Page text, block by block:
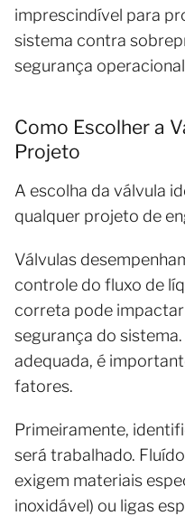
imprescindível para
sistema contra
segurança
Como Escolher a
Projeto
A escolha da válvula
qualquer projeto de
Válvulas
controle do fluxo de
correta pode
segurança do
adequada, é
fatores.
Primeiramente,
será trabalhado.
exigem materiais
inoxidável) ou ligas